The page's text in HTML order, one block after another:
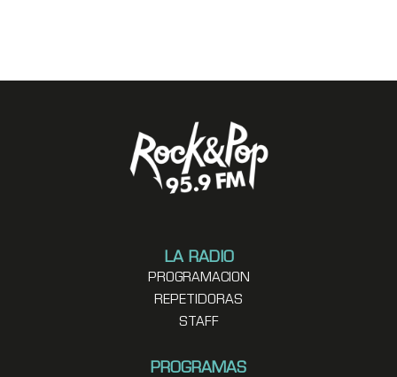
LA RADIO
PROGRAMACION
REPETIDORAS
STAFF
PROGRAMAS